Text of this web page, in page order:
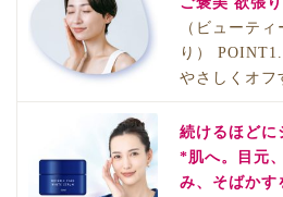
（ビューテ
り）
やさしくオフ
続けるほどに
*肌へ。目元
み、そばかす